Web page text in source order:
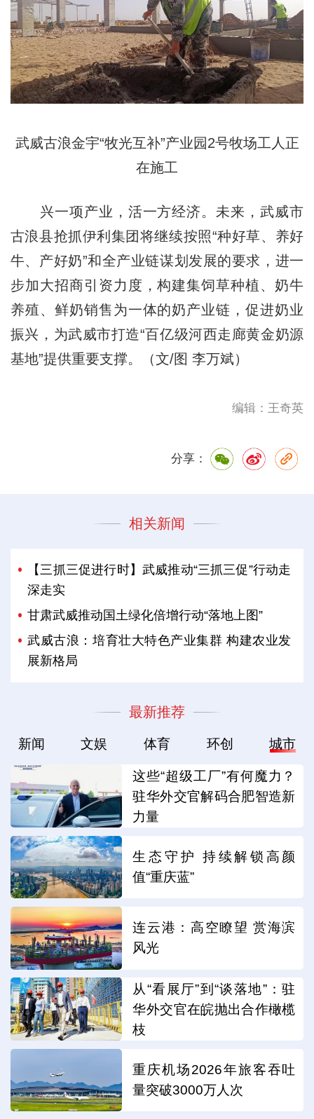
武威古浪金宇“牧光互补”产业园2号牧场工人正
在施工
兴一项产业，活一方经济。未来，武威市
古浪县抢抓伊利集团将继续按照“种好草、养好
牛、产好奶”和全产业链谋划发展的要求，进一
步加大招商引资力度，构建集饲草种植、奶牛
养殖、鲜奶销售为一体的奶产业链，促进奶业
振兴，为武威市打造“百亿级河西走廊黄金奶源
基地”提供重要支撑。（文/图 李万斌）
编辑：王奇英
分享：
相关新闻
【三抓三促进行时】武威推动“三抓三促”行动走
深走实
甘肃武威推动国土绿化倍增行动“落地上图”
武威古浪：培育壮大特色产业集群 构建农业发
展新格局
最新推荐
新闻 文娱 体育 环创 城市
这些“超级工厂”有何魔力？
驻华外交官解码合肥智造新
力量
生态守护 持续解锁高颜
值“重庆蓝”
连云港：高空瞭望 赏海滨
风光
从“看展厅”到“谈落地”：驻
华外交官在皖抛出合作橄榄
枝
重庆机场2026年旅客吞吐
量突破3000万人次